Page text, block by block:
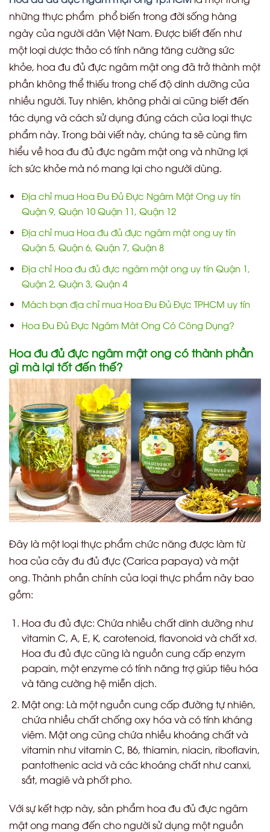
những thực phẩm phổ biến trong đời sống hàng
ngày của người dân Việt Nam. Được biết đến như
một loại dược thảo có tính năng tăng cường sức
khỏe, hoa đu đủ đực ngâm mật ong đã trở thành một
phần không thể thiếu trong chế độ dinh dưỡng của
nhiều người. Tuy nhiên, không phải ai cũng biết đến
tác dụng và cách sử dụng đúng cách của loại thực
phẩm này. Trong bài viết này, chúng ta sẽ cùng tìm
hiểu về hoa đu đủ đực ngâm mật ong và những lợi
ích sức khỏe mà nó mang lại cho người dùng.
Địa chỉ mua Hoa Đu Đủ Đực Ngâm Mật Ong uy tín
Quận 9, Quận 10 Quận 11, Quận 12
Địa chỉ mua Hoa đu đủ đực ngâm mật ong uy tín
Quận 5, Quận 6, Quận 7, Quận 8
Địa chỉ Hoa đu đủ đực ngâm mật ong uy tín Quận 1,
Quận 2, Quận 3, Quận 4
Mách bạn địa chỉ mua Hoa Đu Đủ Đực TPHCM uy tín
Hoa Đu Đủ Đực Ngâm Mât Ong Có Công Dụng?
Hoa đu đủ đực ngâm mật ong có thành phần
gì mà lại tốt đến thế?
Đây là một loại thực phẩm chức năng được làm từ
hoa của cây đu đủ đực (Carica papaya) và mật
ong. Thành phần chính của loại thực phẩm này bao
gồm:
Hoa đu đủ đực: Chứa nhiều chất dinh dưỡng như
vitamin C, A, E, K, carotenoid, flavonoid và chất xơ.
Hoa đu đủ đực cũng là nguồn cung cấp enzym
papain, một enzyme có tính năng trợ giúp tiêu hóa
và tăng cường hệ miễn dịch.
Mật ong: Là một nguồn cung cấp đường tự nhiên,
chứa nhiều chất chống oxy hóa và có tính kháng
viêm. Mật ong cũng chứa nhiều khoáng chất và
vitamin như vitamin C, B6, thiamin, niacin, riboflavin,
pantothenic acid và các khoáng chất như canxi,
sắt, magiê và phốt pho.
Với sự kết hợp này, sản phẩm hoa đu đủ đực ngâm
mật ong mang đến cho người sử dụng một nguồn